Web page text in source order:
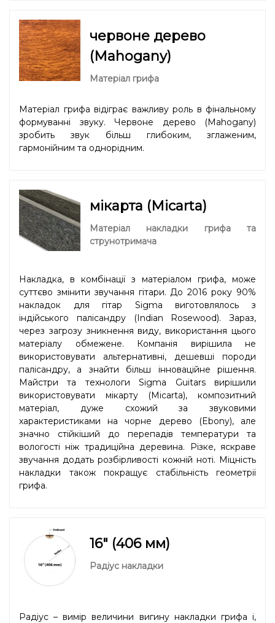
червоне дерево
(Mahogany)
Матеріал грифа
Матеріал грифа відіграє важливу роль в фінальному
формуванні звуку. Червоне дерево (Mahogany)
зробить звук більш глибоким, зглаженим,
гармонійним та однорідним.
мікарта (Micarta)
Матеріал накладки грифа та
струнотримача
Накладка, в комбінації з матеріалом грифа, може
суттєво змінити звучання гітари. До 2016 року 90%
накладок для гітар Sigma виготовлялось з
індійського палісандру (Indian Rosewood). Зараз,
через загрозу зникнення виду, використання цього
матеріалу обмежене. Компанія вирішила не
використовувати альтернативні, дешевші породи
палісандру, а знайти більш інноваційне рішення.
Майстри та технологи Sigma Guitars вирішили
використовувати мікарту (Micarta), композитний
матеріал, дуже схожий за звуковими
характеристиками на чорне дерево (Ebony), але
значно стійкіший до перепадів температури та
вологості ніж традиційна деревина. Різке, яскраве
звучання додать розбірливості кожній ноті. Міцність
накладки також покращує стабільність геометрії
грифа.
16" (406 мм)
Радіус накладки
Радіус – вимір величини вигину накладки грифа і,